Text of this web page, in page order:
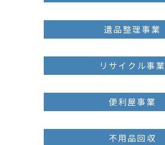
遺品整理事業
リサイクル事業
便利屋事業
不用品回収